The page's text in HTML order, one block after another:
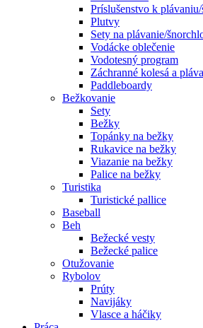
Príslušenstvo k
Plutvy
Sety na plávanie/
Vodácke oblečenie
Vodotesný program
Záchranné kolesá a
Paddleboardy
Bežkovanie
Sety
Bežky
Topánky na bežky
Rukavice na bežky
Viazanie na bežky
Palice na bežky
Turistika
Turistické pallice
Baseball
Beh
Bežecké vesty
Bežecké palice
Otužovanie
Rybolov
Prúty
Navijáky
Vlasce a háčiky